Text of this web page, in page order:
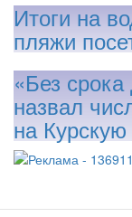
Итоги на
пляжи
«Без
назвал
на